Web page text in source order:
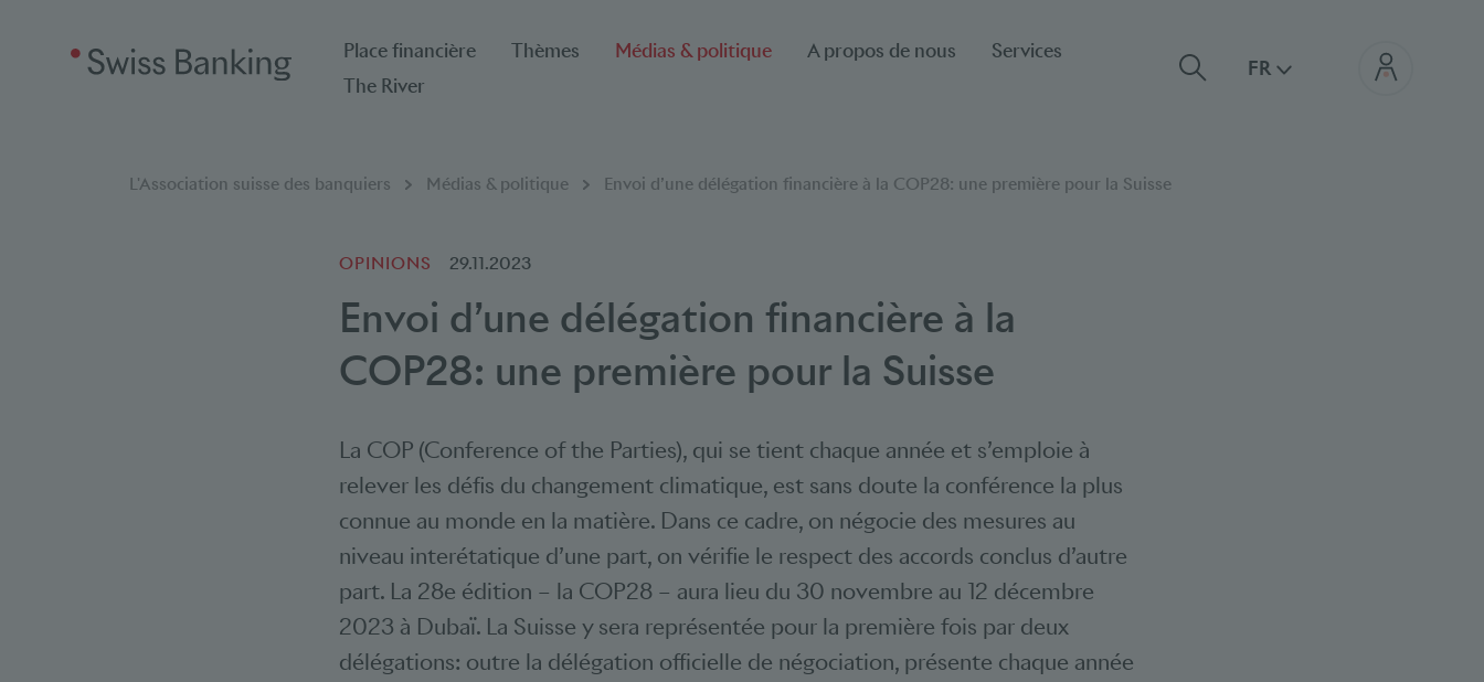
Place financière Thèmes Médias & politique A propos de nous
Services
The River
FR
Breadcrumb
Vous êtes ici:
L'Association suisse des banquiers Médias & politique Envoi d’une délégation financière à la COP28: une première pour la Suisse
OPINIONS 29.11.2023
Envoi d’une délégation financière à la
COP28: une première pour la Suisse
La COP (Conference of the Parties), qui se tient chaque année et s’emploie à
relever les défis du changement climatique, est sans doute la conférence la plus
connue au monde en la matière. Dans ce cadre, on négocie des mesures au
niveau interétatique d’une part, on vérifie le respect des accords conclus d’autre
part. La 28e édition – la COP28 – aura lieu du 30 novembre au 12 décembre
2023 à Dubaï. La Suisse y sera représentée pour la première fois par deux
délégations: outre la délégation officielle de négociation, présente chaque année